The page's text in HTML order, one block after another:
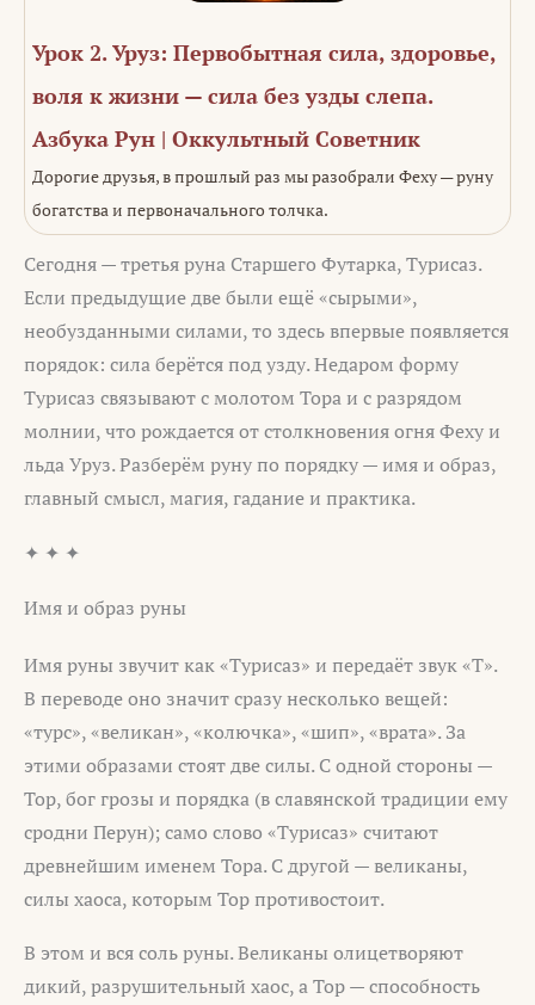
Урок 2. Уруз: Первобытная сила, здоровье,
воля к жизни — сила без узды слепа.
Азбука Рун | Оккультный Советник
Дорогие друзья, в прошлый раз мы разобрали Феху — руну
богатства и первоначального толчка.
Сегодня — третья руна Старшего Футарка, Турисаз.
Если предыдущие две были ещё «сырыми»,
необузданными силами, то здесь впервые появляется
порядок: сила берётся под узду. Недаром форму
Турисаз связывают с молотом Тора и с разрядом
молнии, что рождается от столкновения огня Феху и
льда Уруз. Разберём руну по порядку — имя и образ,
главный смысл, магия, гадание и практика.
✦ ✦ ✦
Имя и образ руны
Имя руны звучит как «Турисаз» и передаёт звук «Т».
В переводе оно значит сразу несколько вещей:
«турс», «великан», «колючка», «шип», «врата». За
этими образами стоят две силы. С одной стороны —
Тор, бог грозы и порядка (в славянской традиции ему
сродни Перун); само слово «Турисаз» считают
древнейшим именем Тора. С другой — великаны,
силы хаоса, которым Тор противостоит.
В этом и вся соль руны. Великаны олицетворяют
дикий, разрушительный хаос, а Тор — способность